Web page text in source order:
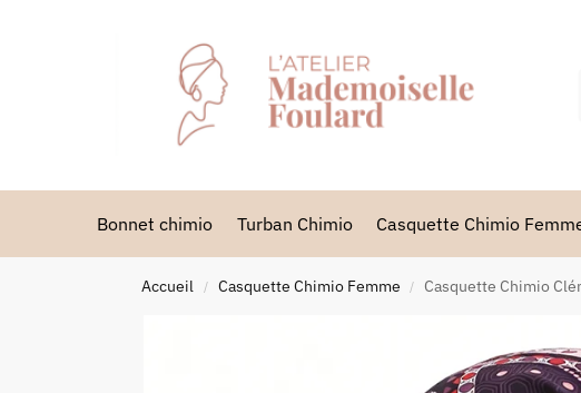
Bonnet chimio Turban Chimio Casquette Chimio
Accueil / Casquette Chimio Femme / Casquette Chimio